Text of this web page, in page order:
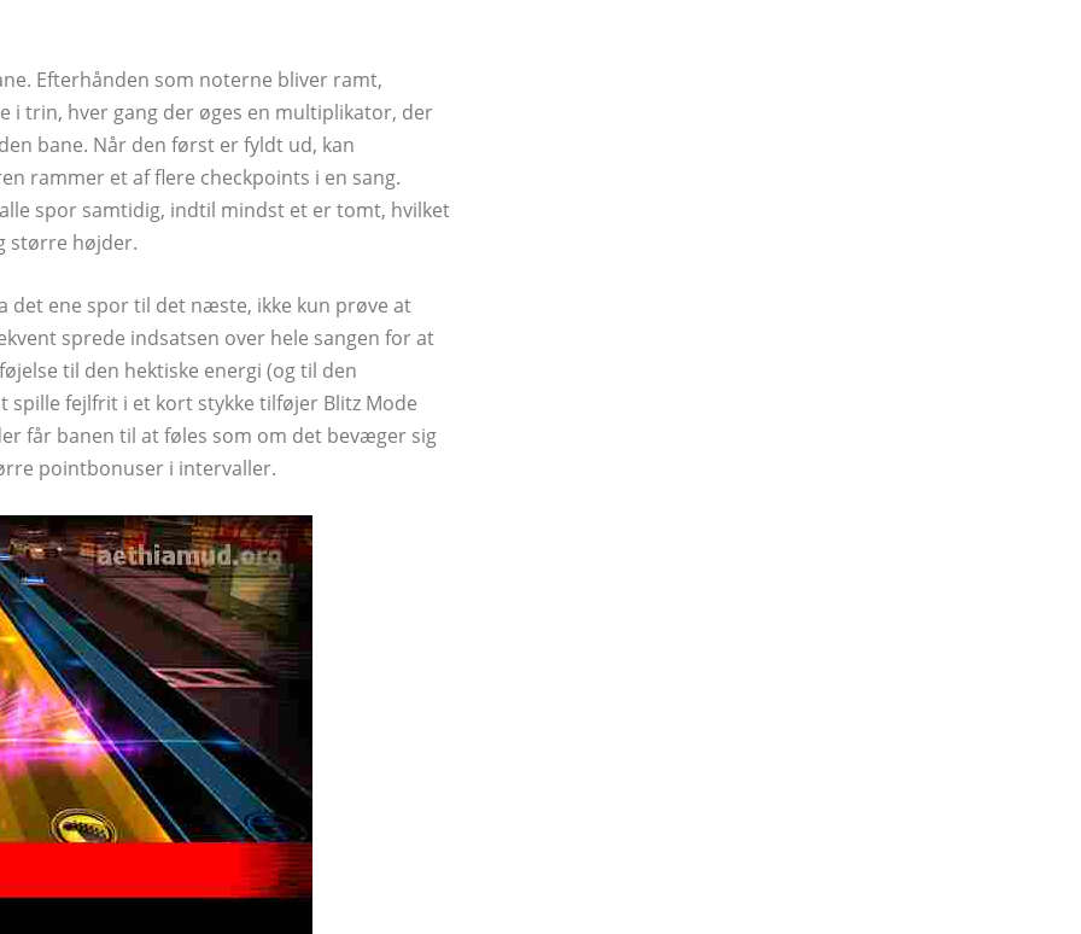
Efterhånden som noterne bliver ramt,
i trin, hver gang der øges en multiplikator, der
bane. Når den først er fyldt ud, kan
rammer et af flere checkpoints i en sang.
spor samtidig, indtil mindst et er tomt, hvilket
større højder.
ene spor til det næste, ikke kun prøve at
sprede indsatsen over hele sangen for at
til den hektiske energi (og til den
fejlfrit i et kort stykke tilføjer Blitz Mode
får banen til at føles som om det bevæger sig
pointbonuser i intervaller.